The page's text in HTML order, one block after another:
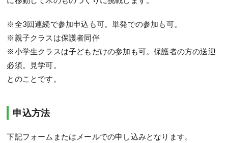
※全3回連続で参加申込も可。単発での参加も可。
※親子クラスは保護者同伴
※小学生クラスは子どもだけの参加も可。保護者の方の送迎
必須。見学可。
とのことです。
申込方法
下記フォームまたはメールでの申し込みとなります。